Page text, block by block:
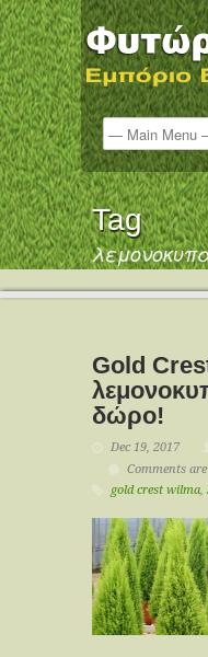
Tag
Gold
δώρο!
Dec 19, 2017
Comments
gold crest wilma,